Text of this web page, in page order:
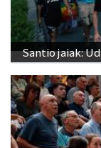
Santio jaiak: